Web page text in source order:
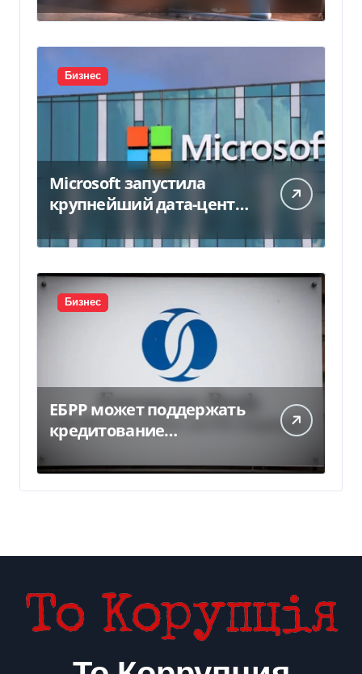
Бизнес
Microsoft запустила
крупнейший дата-центр
миллиарда
Бизнес
ЕБРР может поддержать
кредитование
300 млн евро — Delo.ua